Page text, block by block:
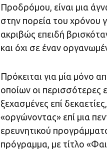
Προδρόμου, είναι μια
στην πορεία του χρόνου
ακριβώς επειδή
και όχι σε έναν
Πρόκειται για μία μόνο
οποίων οι περισσότερες
ξεχασμένες επί
«οργώνοντας» επί μια
ερευνητικού
πρόγραμμα, με τίτλο